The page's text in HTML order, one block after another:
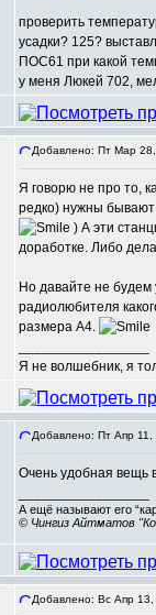
проверить
усадки? 125?
ПОС61 при какой
у меня Люкей 702,
Добавлено: Пт Мар
Я говорю не про то,
редко) нужны бывают
) А эти
доработке. Либо
Но давайте не будем
радиолюбителя
размера А4.
Я не волшебник, я
Добавлено: Пт Апр
Очень удобная вещь
А ещё называют его
© Чингиз Айтматов
Добавлено: Вс Апр